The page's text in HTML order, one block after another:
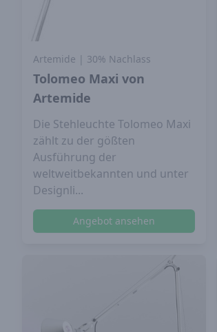
Artemide | 30% Nachlass
Tolomeo Maxi von
Artemide
Die Stehleuchte Tolomeo Maxi
zählt zu der gößten
Ausführung der
weltweitbekannten und unter
Designli...
Angebot ansehen